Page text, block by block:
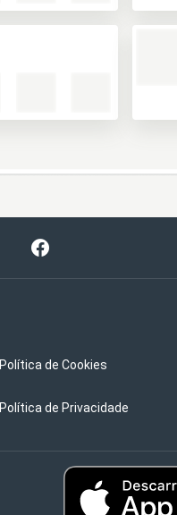
Política de Cookies
Política de Privacidade